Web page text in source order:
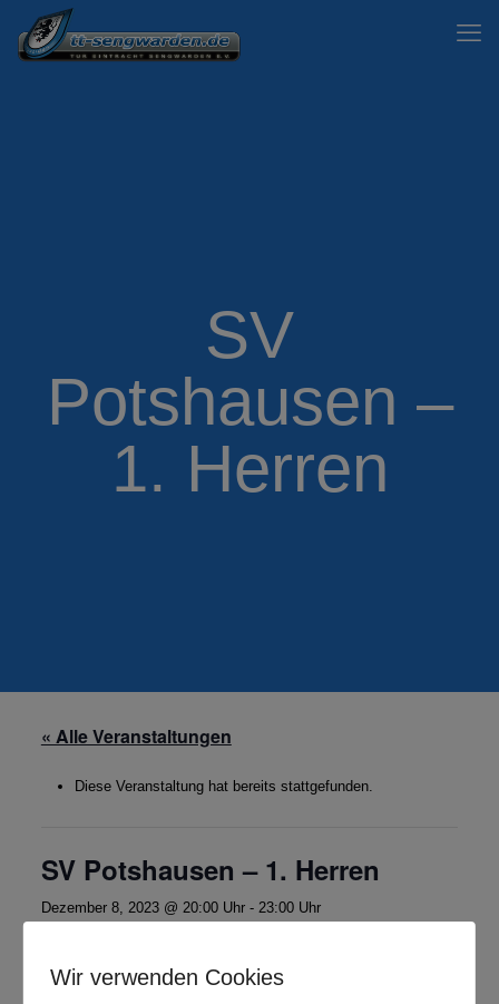
SV
Potshausen –
1. Herren
« Alle Veranstaltungen
Diese Veranstaltung hat bereits stattgefunden.
SV Potshausen – 1. Herren
Dezember 8, 2023 @ 20:00 Uhr- 23:00 Uhr
Wir verwenden Cookies